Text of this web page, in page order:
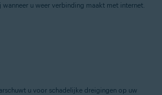
u weer verbinding maakt met internet.
u voor schadelijke dreigingen op uw